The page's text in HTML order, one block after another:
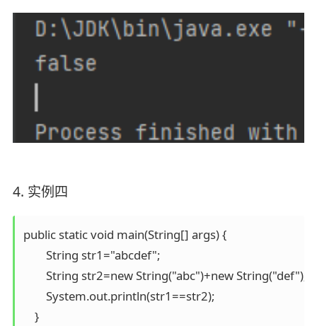
4. 实例四
public static void main(String[] args) {
        String str1="abcdef";
        String str2=new String("abc")+new String("def");
        System.out.println(str1==str2);
    }